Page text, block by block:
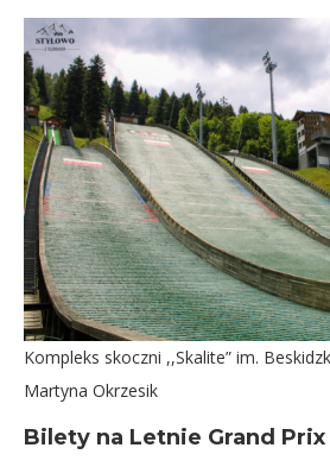
Kompleks skoczni ,,Skalite” im.
Martyna Okrzesik
Bilety na Letnie Grand Prix